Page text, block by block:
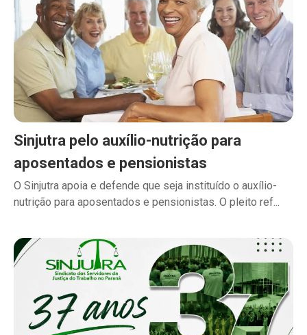
Sinjutra pelo auxílio-nutrição para
aposentados e pensionistas
O Sinjutra apoia e defende que seja instituído o auxílio-
nutrição para aposentados e pensionistas. O pleito ref...